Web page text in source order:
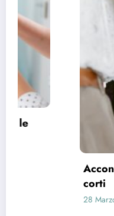
Acconciature
pask